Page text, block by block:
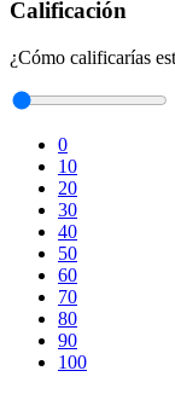
Calificación
¿Cómo calificarías
0
10
20
30
40
50
60
70
80
90
100